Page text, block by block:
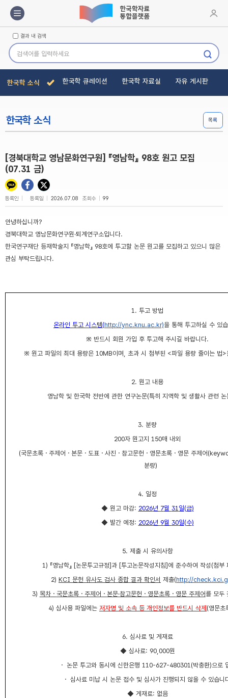
메뉴바 로그인
결과 내 검색
검색하기
한국학 소식 한국학 큐레이션 한국학 자료실 자유 게시판
한국학 소식 목록
[경북대학교 영남문화연구원] 『영남학』 98호 원고 모집
(07.31 금)
등록인 등록일 2026.07.08 조회수 99
안녕하십니까?
경북대학교 영남문화연구원 ·퇴계연구소입니다.
한국연구재단 등재학술지 『영남학』 98호에 투고할 논문 원고를 모집하고 있으니 많은
관심 부탁드립니다.
1. 투고 방법
온라인 투고 시스템(http://ync.knu.ac.kr)을 통해 투고하실 수 있
※ 반드시 회원 가입 후 투고해 주시길 바랍니다.
※원고 파일의최대 용량은 10MB이며 초과 시 첨부된 <파일 용량 줄이는 법>
2. 원고 내용
영남학 및 한국학 전반에 관한 연구논문(특히 지역학 및 생활사 관련 논
3. 분량
200자 원고지 150매 내외
(국문초록・ 주제어 ・ 본문・ 도표 ・ 사진 ・ 참고문헌 ・ 영문초록・ 영문 주제어
분량)
4. 일정
◆ 원고 마감: 2026년 7월 31 일(금)
◆ 발간 예정: 2026년 9월 30일(수)
5. 제출 시 유의사항
1) 『영남학』 [논문투고규정] 과 [투고논문작성지침] 에 준수하여 작성 (첨부
2) KCI 문헌 유사도 검사 종합 결과 확인서 제출(http://
3) 목차・ 국문초록・ 주제어 ・ 본문·참고문헌 ・ 영문초록・ 영문 주제어를 모두
4) 심사용 파일에는 저자명 및 소속 등 개인정보를 반드시 삭제 (영문초
6. 심사료 및 게재료
◆ 심사료: 90,000원
・ 논문 투고와 동시에 신한은행 110-627-480301(박충환) 으로
・ 심사료 미납 시 논문 접수 및 심사가 진행되지 않을 수 있습니
◆ 게재료: 없음